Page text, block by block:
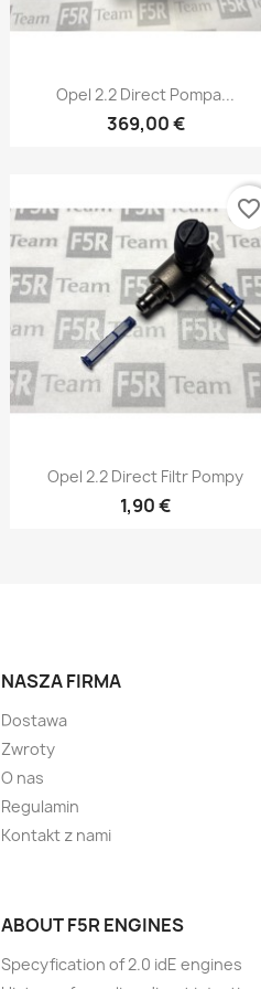
 Szybki podgląd
Opel 2.2 Direct Pompa...
369,00 €
Szybki podgląd
Opel 2.2 Direct Filtr Pompy
1,90 €
favorite_border
NASZA FIRMA
Dostawa
Zwroty
O nas
Regulamin
Kontakt z nami
ABOUT F5R ENGINES
Specyfication of 2.0 idE engines